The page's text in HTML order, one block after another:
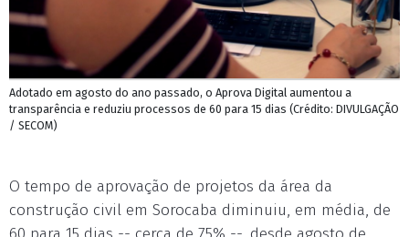
Adotado em agosto do ano passado, o Aprova Digital aumentou a
transparência e reduziu processos de 60 para 15 dias (Crédito: DIVULGAÇÃO
/ SECOM)
O tempo de aprovação de projetos da área da
construção civil em Sorocaba diminuiu, em média, de